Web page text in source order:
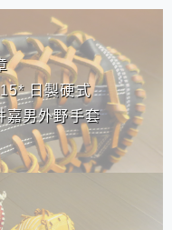
日製硬式
嘉男外野手套